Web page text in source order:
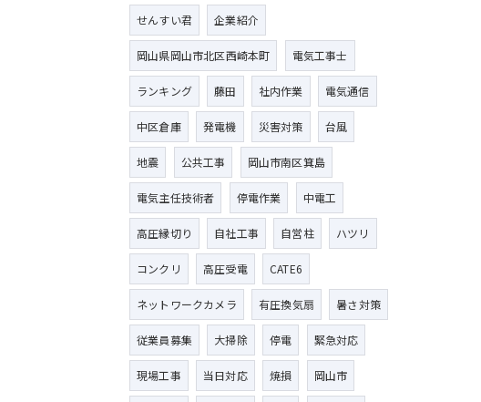
せんすい君 企業紹介
岡山県岡山市北区西崎本町 電気工事士
ランキング 藤田 社内作業 電気通信
中区倉庫 発電機 災害対策 台風
地震 公共工事 岡山市南区箕島
電気主任技術者 停電作業 中電工
高圧縁切り 自社工事 自営柱 ハツリ
コンクリ 高圧受電 CATE6
ネットワークカメラ 有圧換気扇 暑さ対策
従業員募集 大掃除 停電 緊急対応
現場工事 当日対応 焼損 岡山市